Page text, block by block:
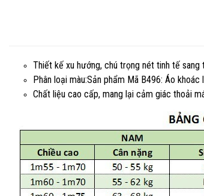
Thiết kế xu hướng, chú trọng nét tinh tế sang
Phân loại màu:Sản phẩm Mã B496: Áo
Chất liệu cao cấp, mang lại cảm giác thoải